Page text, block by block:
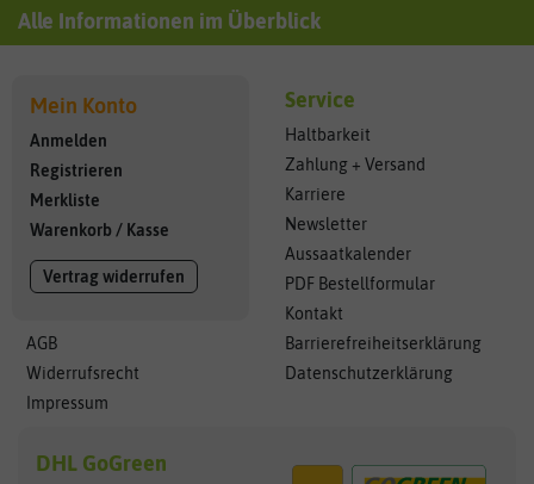
Alle Informationen im Überblick
Mein Konto
Anmelden
Registrieren
Merkliste
Warenkorb / Kasse
Vertrag widerrufen
AGB
Widerrufsrecht
Impressum
Service
Haltbarkeit
Zahlung + Versand
Karriere
Newsletter
Aussaatkalender
PDF Bestellformular
Kontakt
Barrierefreiheitserklärung
Datenschutzerklärung
DHL GoGreen